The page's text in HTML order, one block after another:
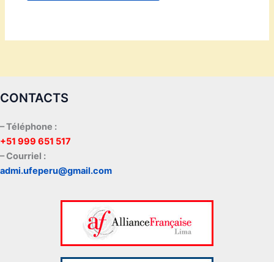
CONTACTS
– Téléphone :
+51 999 651 517
– Courriel :
admi.ufeperu@gmail.com